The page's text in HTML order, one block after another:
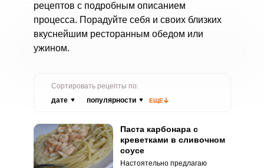
рецептов с подробным описанием
процесса. Порадуйте себя и своих близких
вкуснейшим ресторанным обедом или
ужином.
Сортировать рецепты по:
дате
популярности ЕЩЕ
Паста карбонара с
креветками в сливочном
соусе
Настоятельно предлагаю